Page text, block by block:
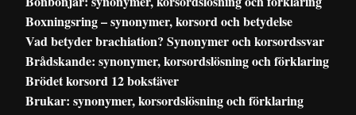
Boxningsring – synonymer, korsord och betydelse
Vad betyder brachiation? Synonymer och korsordssvar
Brådskande: synonymer, korsordslösning och förklaring
Brödet korsord 12 bokstäver
Brukar: synonymer, korsordslösning och förklaring